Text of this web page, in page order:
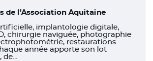
de l’Association Aquitaine
implantologie digitale,
chirurgie naviguée, photographie
restaurations
année apporte son lot